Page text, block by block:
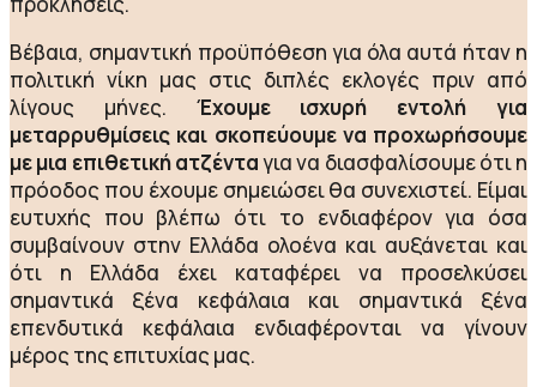
Βέβαια, σημαντική προϋπόθεση για όλα αυτά ήταν η
πολιτική νίκη μας στις διπλές εκλογές πριν από
λίγους μήνες. Έχουμε ισχυρή εντολή για
μεταρρυθμίσεις και σκοπεύουμε να προχωρήσουμε
με μια επιθετική ατζένταγια να διασφαλίσουμε ότι η
πρόοδος που έχουμε σημειώσει θα συνεχιστεί. Είμαι
ευτυχής που βλέπω ότι το ενδιαφέρον για όσα
συμβαίνουν στην Ελλάδα ολοένα και αυξάνεται και
ότι η Ελλάδα έχει καταφέρει να προσελκύσει
σημαντικά ξένα κεφάλαια και σημαντικά ξένα
επενδυτικά κεφάλαια ενδιαφέρονται να γίνουν
μέρος της επιτυχίας μας.